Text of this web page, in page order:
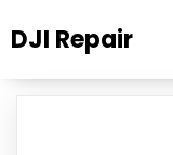
DJI Repair